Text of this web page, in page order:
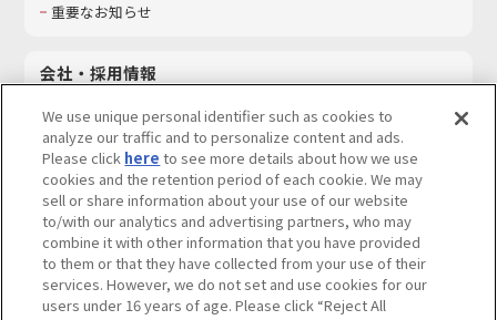
重要なお知らせ
会社・採用情報
採用情報
サステナビリティ
お問い合わせ
ウェブサイトご利用条件 ソーシャルメディアポリシー
We use unique personal identifier such as cookies to
analyze our traffic and to personalize content and ads.
Please click here to see more details about how we use
cookies and the retention period of each cookie. We may
sell or share information about your use of our website
to/with our analytics and advertising partners, who may
combine it with other information that you have provided
to them or that they have collected from your use of their
services. However, we do not set and use cookies for our
users under 16 years of age. Please click “Reject All